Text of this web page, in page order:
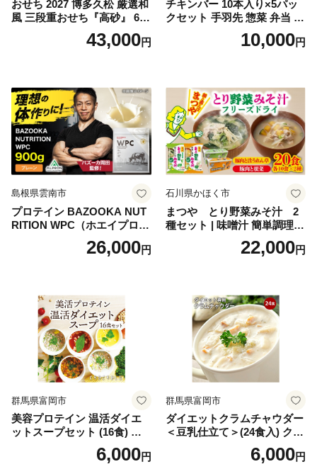
おせち 2027 博多久松 厳選和
風 三段重おせち『高砂』 6.5
寸 3段重 2～3人前 おせち料
理 重箱 お正月 冷凍おせち 縁
ち 本格おせち おせち予約 年
末 年始 お取り寄せ 新春 贅沢
おせち こだわりおせち 惣菜
老舗おせち ふるさと納税お
せち 御節 お節料理 正月 調理
不要 おせち料理2027
43,000円
チキンバー 10本入り×5パッ
クセット 手羽先 惣菜 弁当 お
かず お酒 おつまみ ギフト キ
ャンプ アウトドア キャンプ
10,000円
島根県雲南市
プロテイン BAZOOKA NUT
RITION WPC（ホエイプロテ
イン）＜プレーン＞ 900g｜
バズーカ岡田監修・植物由来
ロン [AIEN005]
26,000円
石川県かほく市
まつや とり野菜みそ汁 2
種セット | 味噌汁 簡単調理
お味噌 おみそ みそ とり野菜
時短料理 時短ごはん ご当地
22,000円
群馬県富岡市
美容プロテイン 温活ダイエ
ットスープセット (16食) 小
分け スープ 食べ比べ セット
詰合せ クラムチャウダー チ
6,000円
群馬県富岡市
ダイエットクラムチャウダー
＜豆乳仕立て＞(24食入) クラ
ムチャウダー 豆乳 ダイエッ
ト スープ プロテイン たんぱ
6,000円